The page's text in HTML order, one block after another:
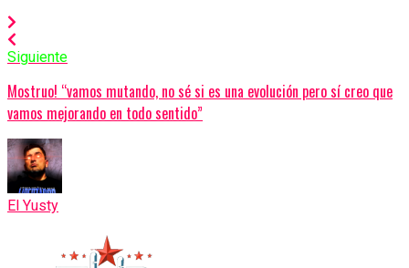
Siguiente
Mostruo! “vamos mutando, no sé si es una evolución pero sí creo que
vamos mejorando en todo sentido”
El Yusty